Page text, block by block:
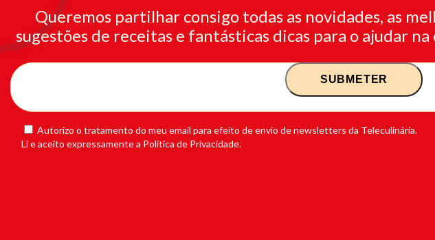
Queremos partilhar consigo todas as novidades, as
sugestões de receitas e fantásticas dicas para o ajudar na
Autorizo o tratamento do meu email para efeito de envio de newsletters da Teleculinária.
Li e aceito expressamente a Política de Privacidade.